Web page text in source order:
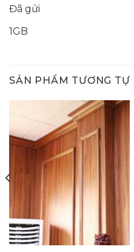
Đã gửi
1GB
SẢN PHẨM TƯƠNG TỰ